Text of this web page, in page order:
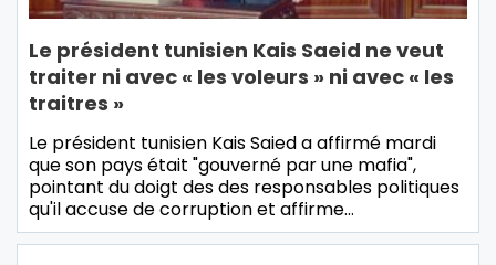
Le président tunisien Kais Saeid ne veut
traiter ni avec « les voleurs » ni avec « les
traitres »
Le président tunisien Kais Saied a affirmé mardi
que son pays était "gouverné par une mafia",
pointant du doigt des des responsables politiques
qu'il accuse de corruption et affirme…